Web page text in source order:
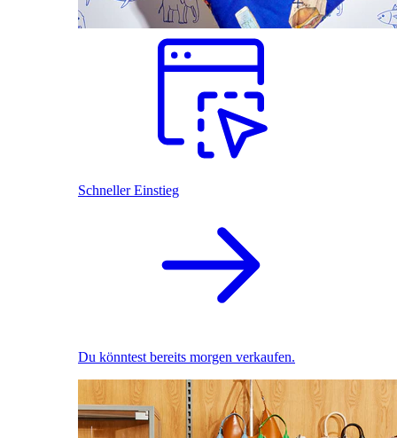
Schneller Einstieg
Du könntest bereits morgen verkaufen.